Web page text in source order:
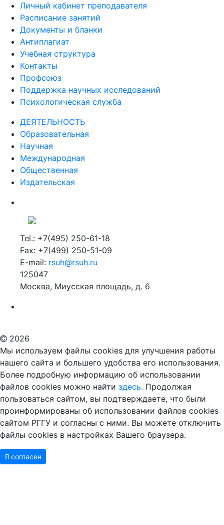
Личный кабинет преподавателя
Расписание занятий
Документы и бланки
Антиплагиат
Учебная структура
Контакты
Профсоюз
Поддержка научных исследований
Психологическая служба
ДЕЯТЕЛЬНОСТЬ
Образовательная
Научная
Международная
Общественная
Издательская
Tel.: +7(495) 250-61-18
Fax: +7(499) 250-51-09
E-mail: rsuh@rsuh.ru
125047
Москва, Миусская площадь, д. 6
2026
Мы используем файлы cookies для улучшения работы
нашего сайта и большего удобства его использования.
Более подробную информацию об использовании
файлов cookies можно найти здесь. Продолжая
пользоваться сайтом, вы подтверждаете, что были
проинформированы об использовании файлов cookies
сайтом РГГУ и согласны с ними. Вы можете отключить
файлы cookies в настройках Вашего браузера.
Я согласен